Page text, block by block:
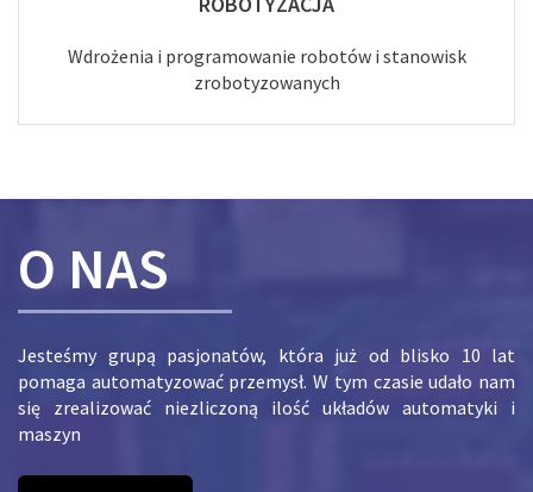
Wdrożenia i programowanie robotów i stanowisk
zrobotyzowanych
O NAS
Jesteśmy grupą pasjonatów, która już od blisko 10 lat
pomaga automatyzować przemysł. W tym czasie udało nam
się zrealizować niezliczoną ilość układów automatyki i
maszyn